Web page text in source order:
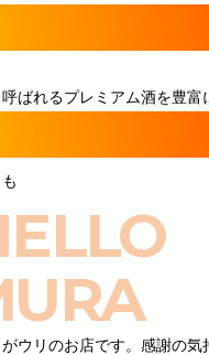
ばれるプレミアム酒を豊富
ウリのお店です。感謝の